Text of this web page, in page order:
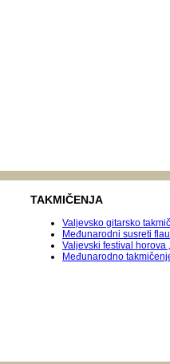
TAKMIČENJA
Valjevsko gitarsko
Međunarodni susreti
Valjevski festival horova
Međunarodnо